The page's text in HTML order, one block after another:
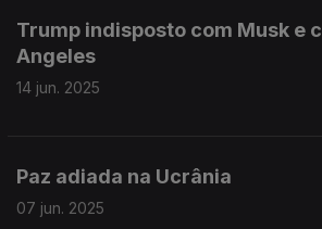
Trump indisposto com Musk e
Angeles
14 jun. 2025
Paz adiada na Ucrânia
07 jun. 2025